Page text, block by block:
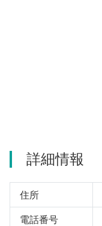
詳細情報
住所
電話番号